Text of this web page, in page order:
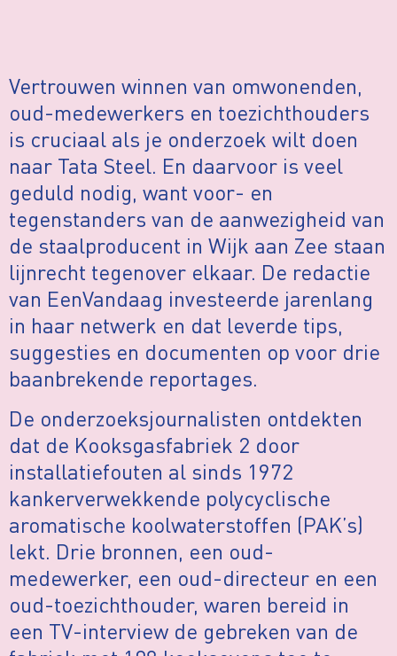
Vertrouwen winnen van omwonenden,
oud-medewerkers en toezichthouders
is cruciaal als je onderzoek wilt doen
naar Tata Steel. En daarvoor is veel
geduld nodig, want voor- en
tegenstanders van de aanwezigheid van
de staalproducent in Wijk aan Zee staan
lijnrecht tegenover elkaar. De redactie
van EenVandaag investeerde jarenlang
in haar netwerk en dat leverde tips,
suggesties en documenten op voor drie
baanbrekende reportages.
De onderzoeksjournalisten ontdekten
dat de Kooksgasfabriek 2 door
installatiefouten al sinds 1972
kankerverwekkende polycyclische
aromatische koolwaterstoffen (PAK’s)
lekt. Drie bronnen, een oud-
medewerker, een oud-directeur en een
oud-toezichthouder, waren bereid in
een TV-interview de gebreken van de